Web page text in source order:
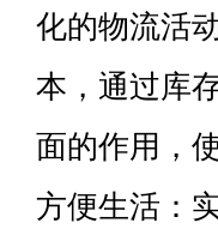
化的物流活
本，通过库
面的作用，
方便生活：